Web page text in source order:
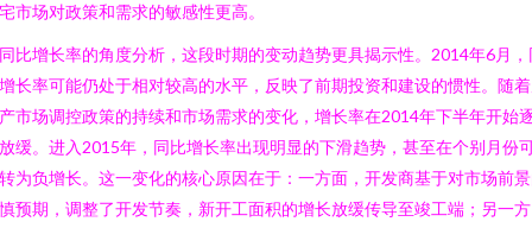
市场对政策和需求的敏感性更高。
比增长率的角度分析，这段时期的变动趋势更具揭示性。2014年6月，
长率可能仍处于相对较高的水平，反映了前期投资和建设的惯性。随
市场调控政策的持续和市场需求的变化，增长率在2014年下半年开始
缓。进入2015年，同比增长率出现明显的下滑趋势，甚至在个别月份
为负增长。这一变化的核心原因在于：一方面，开发商基于对市场前
预期，调整了开发节奏，新开工面积的增长放缓传导至竣工端；另一方